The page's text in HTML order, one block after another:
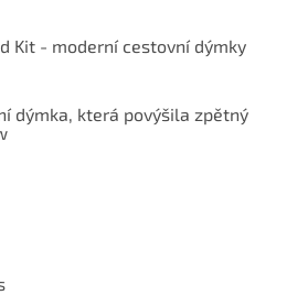
Kit - moderní cestovní dýmky
dýmka, která povýšila zpětný